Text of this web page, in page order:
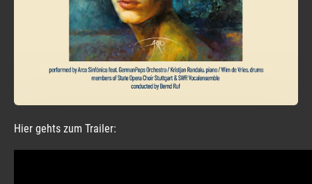
Hier gehts zum Trailer: